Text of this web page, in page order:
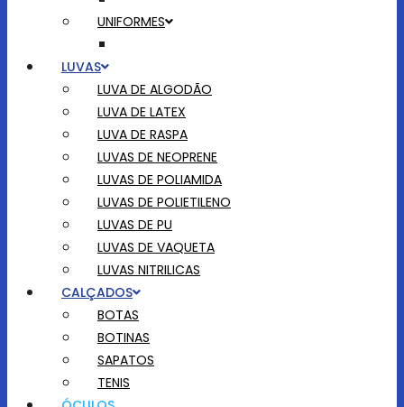
UNIFORMES
LUVAS
LUVA DE ALGODÃO
LUVA DE LATEX
LUVA DE RASPA
LUVAS DE NEOPRENE
LUVAS DE POLIAMIDA
LUVAS DE POLIETILENO
LUVAS DE PU
LUVAS DE VAQUETA
LUVAS NITRILICAS
CALÇADOS
BOTAS
BOTINAS
SAPATOS
TENIS